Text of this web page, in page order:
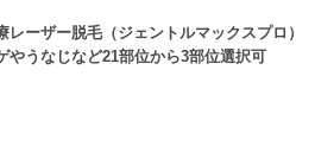
レーザー脱毛（ジェントルマックスプロ）
やうなじなど21部位から3部位選択可